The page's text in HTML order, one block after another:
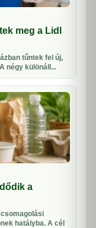
meg a Lidl
tűntek fel új,
négy különáll...
a
csomagolási
hatályba. A cél